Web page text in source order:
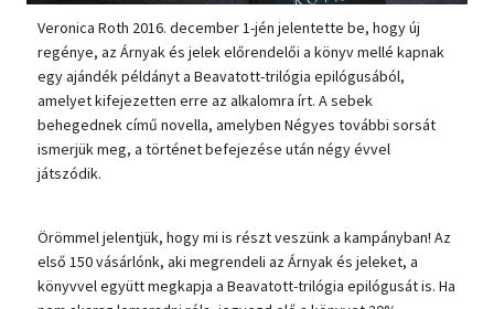
Művészet
Szakkönyv
Szótár, nyelvkönyv
Társadalomtudomány
Természettudomány
Veronica Roth 2016. december 1-jén jelentette be, hogy új
regénye, az Árnyak és jelek előrendelői a könyv mellé kapnak
egy ajándék példányt a Beavatott-trilógia epilógusából,
amelyet kifejezetten erre az alkalomra írt. A sebek
behegednek című novella, amelyben Négyes további sorsát
ismerjük meg, a történet befejezése után négy évvel
játszódik.
Örömmel jelentjük, hogy mi is részt veszünk a kampányban! Az
első 150 vásárlónk, aki megrendeli az Árnyak és jeleket, a
könyvvel együtt megkapja a Beavatott-trilógia epilógusát is. Ha